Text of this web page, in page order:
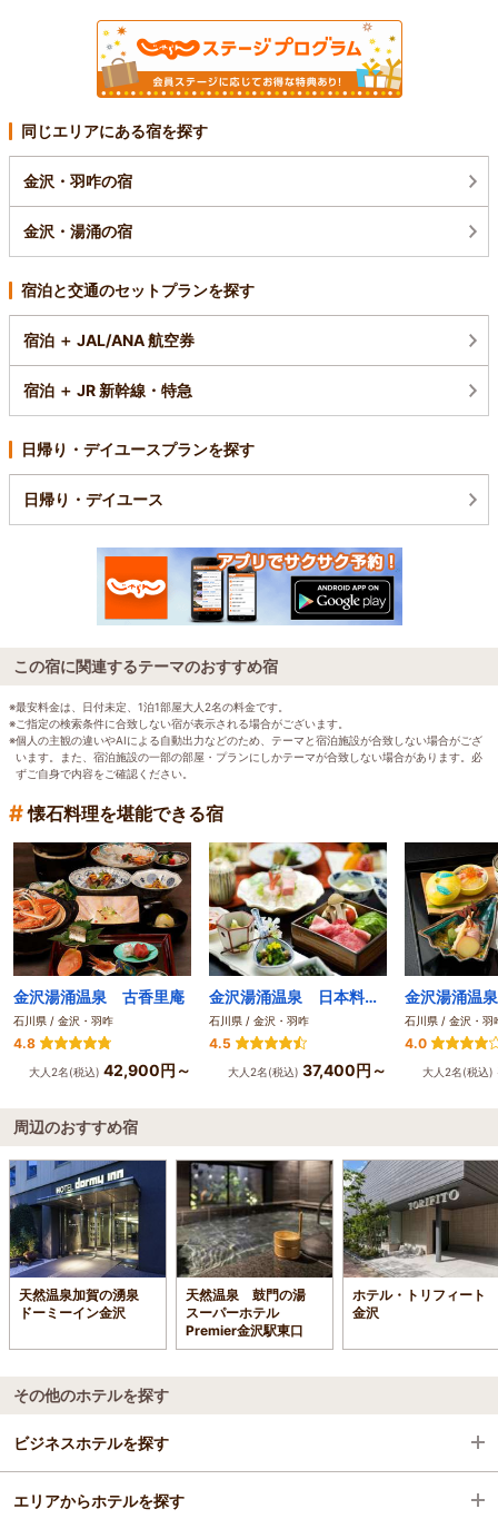
同じエリアにある宿を探す
金沢・羽咋の宿
金沢・湯涌の宿
宿泊と交通のセットプランを探す
宿泊 ＋ JAL/ANA 航空券
宿泊 ＋ JR 新幹線・特急
日帰り・デイユースプランを探す
日帰り・デイユース
この宿に関連するテーマのおすすめ宿
※最安料金は、日付未定、1泊1部屋大人2名の料金です。
※ご指定の検索条件に合致しない宿が表示される場合がございます。
※個人の主観の違いやAIによる自動出力などのため、テーマと宿泊施設が合致しない場合がござ
います。また、宿泊施設の一部の部屋・プランにしかテーマが合致しない場合があります。必
ずご自身で内容をご確認ください。
# 懐石料理を堪能できる宿
金沢湯涌温泉 古香里庵
石川県 / 金沢・羽咋
4.8
大人2名(税込) 42,900円～
金沢湯涌温泉 日本料理さかえや
石川県 / 金沢・羽咋
4.5
大人2名(税込) 37,400円～
金沢湯涌温
石川県 / 金沢・羽
4.0
大人2名(税込)
周辺のおすすめ宿
天然温泉加賀の湧泉
ドーミーイン金沢
天然温泉 鼓門の湯
スーパーホテル
Premier金沢駅東口
ホテル・トリフィート
金沢
その他のホテルを探す
ビジネスホテルを探す
石川県
エリアからホテルを探す